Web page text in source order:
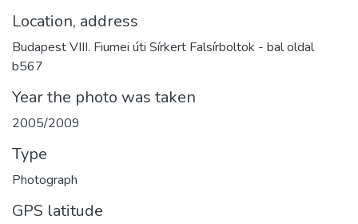
Location, address
Budapest VIII. Fiumei úti Sírkert Falsírboltok - bal oldal
b567
Year the photo was taken
2005/2009
Type
Photograph
GPS latitude